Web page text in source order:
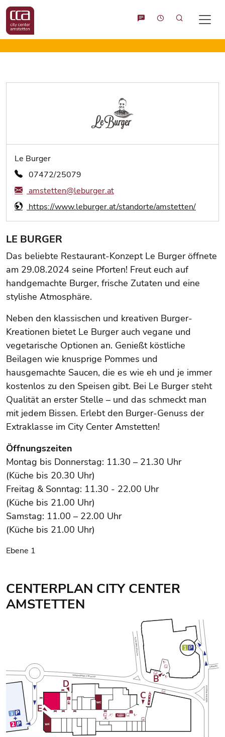
Suche
Le Burger
07472/25079
amstetten@leburger.at
https://www.leburger.at/standorte/amstetten/
LE BURGER
Das beliebte Restaurant-Konzept Le Burger öffnete
am 29.08.2024 seine Pforten! Freut euch auf
handgemachte Burger, frische Zutaten und eine
stylishe Atmosphäre.
Neben den klassischen und kreativen Burger-
Kreationen bietet Le Burger auch vegane und
vegetarische Optionen an. Genießt köstliche
Beilagen wie knusprige Pommes und
hausgemachte Saucen, die es wie eh und je immer
kostenlos zu den Speisen gibt. Bei Le Burger steht
Qualität an erster Stelle – und das schmeckt man
mit jedem Bissen. Erlebt den Burger-Genuss der
Extraklasse im City Center Amstetten!
Öffnungszeiten
Montag bis Donnerstag: 11.30 – 21.30 Uhr
(Küche bis 20.30 Uhr)
Freitag & Sonntag: 11.30 - 22.00 Uhr
(Küche bis 21.00 Uhr)
Samstag: 11.00 – 22.00 Uhr
(Küche bis 21.00 Uhr)
Ebene 1
CENTERPLAN CITY CENTER
AMSTETTEN
P
1
D
E
C
B
WAIDHOFNER STRASSE
WÖRTHSTRASSE
GRABEN
KLOSTERSTRASSE